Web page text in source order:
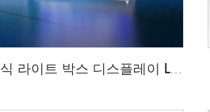
SEGPRO 직물 충전식 라이트 박스 디스플레이 LT-ALF85-T3